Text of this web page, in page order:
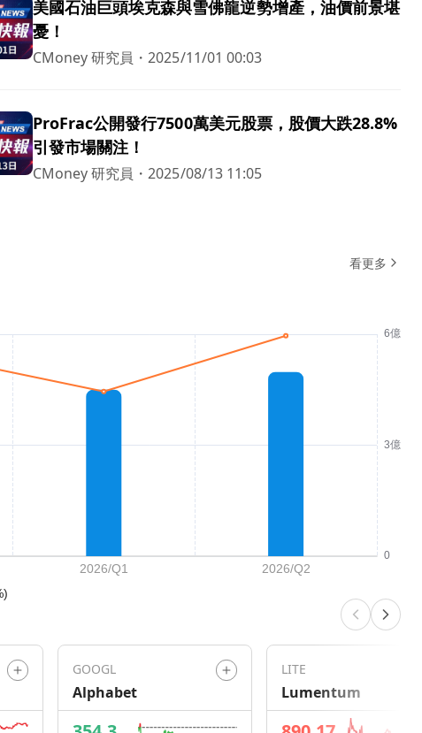
美國石油巨頭埃克森與雪佛龍逆勢增產，油價前景堪
憂！
CMoney 研究員 ・2025/11/01 00:03
ProFrac公開發行7500萬美元股票，股價大跌28.8%
引發市場關注！
CMoney 研究員 ・2025/08/13 11:05
看更多
GOOGL
Alphabet
LITE
Lumentum